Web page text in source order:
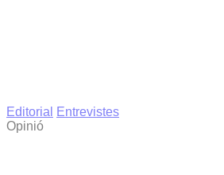
Editorial
Entrevistes
Opinió